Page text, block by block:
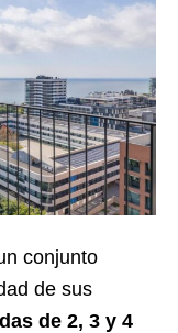
conjunto
de sus
de 2, 3 y 4